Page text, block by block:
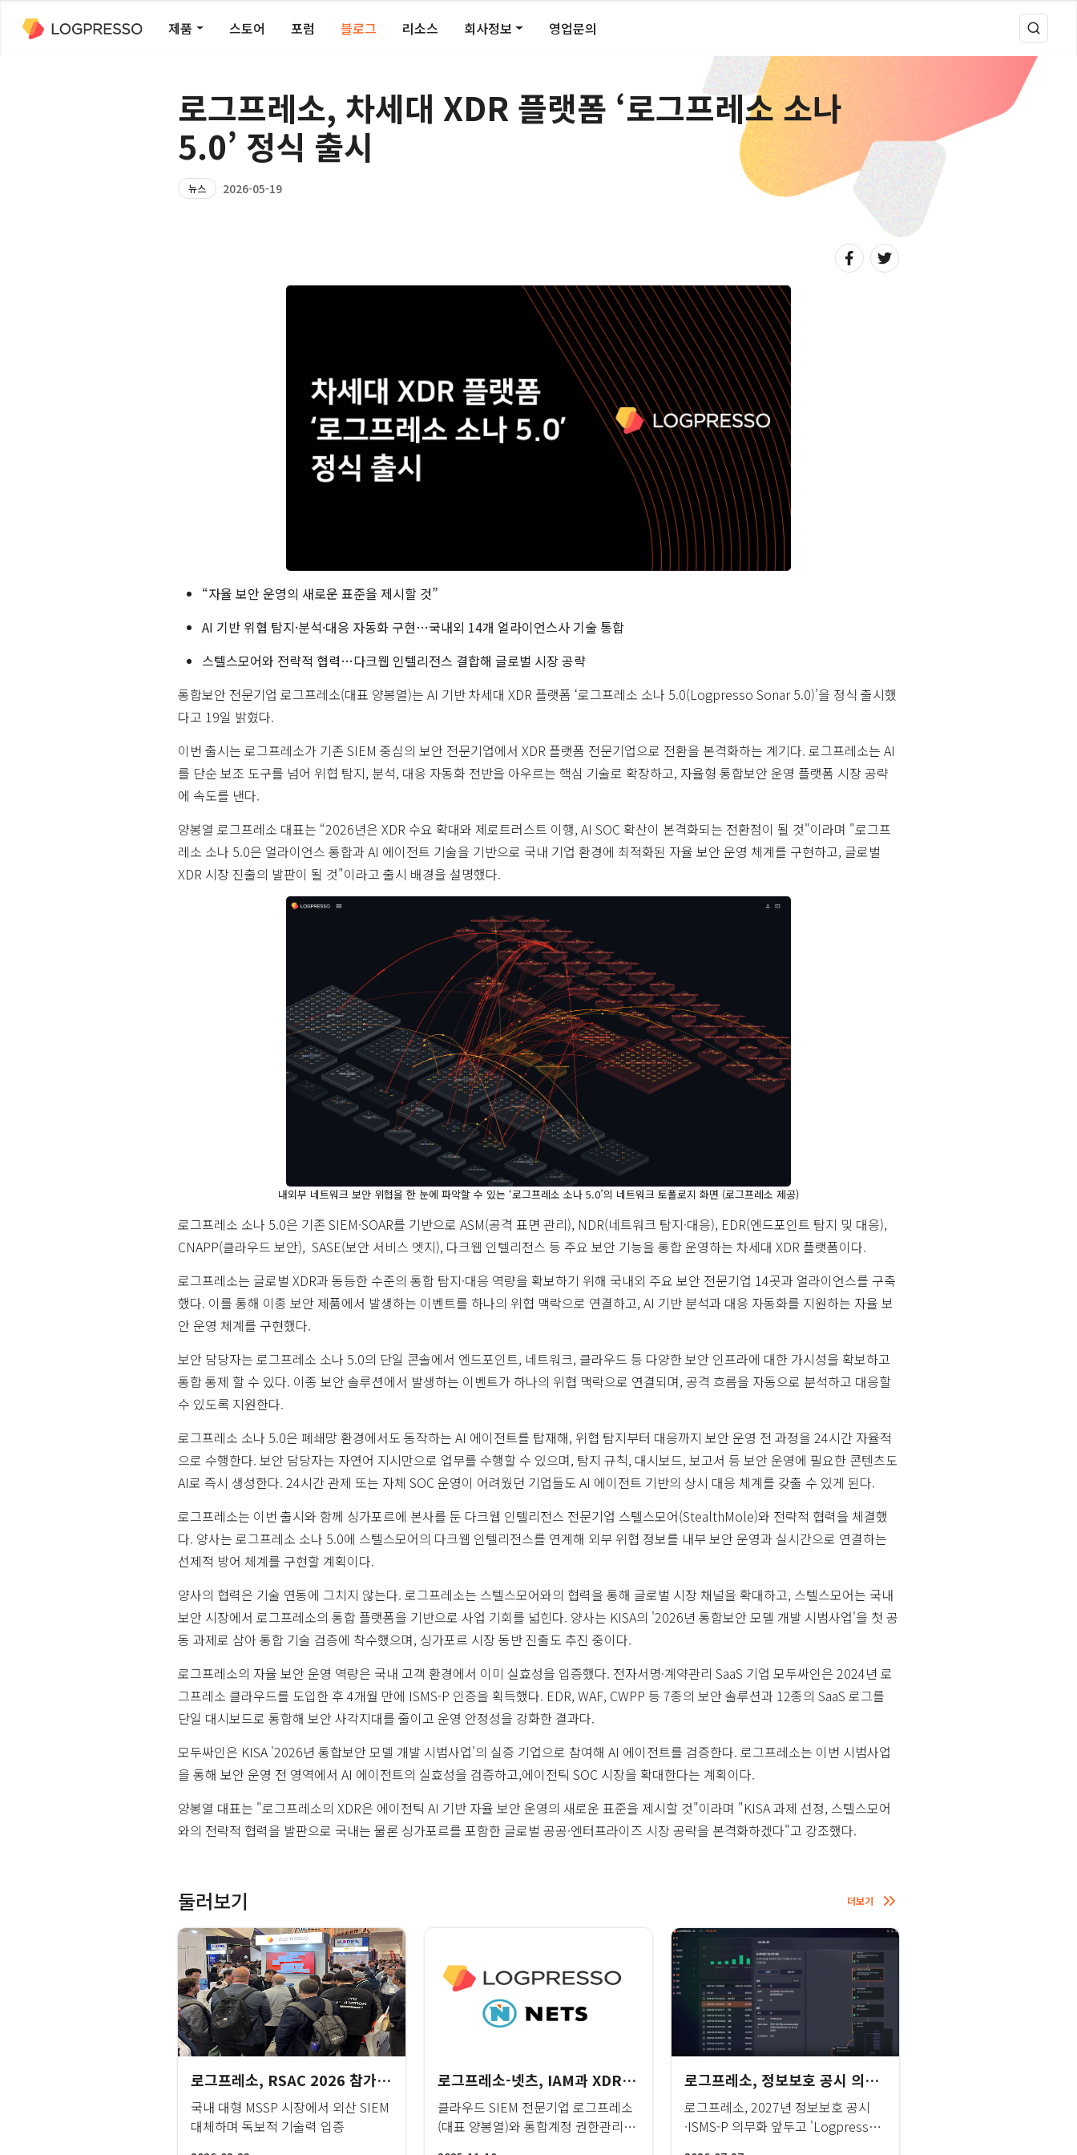
제품 스토어 포럼 블로그 리소스 회사정보 영업문의
로그프레소, 차세대 XDR 플랫폼 ‘로그프레소 소나
5.0’ 정식 출시
뉴스 2026-05-19
“자율 보안 운영의 새로운 표준을 제시할 것”
AI 기반 위협 탐지·분석·대응 자동화 구현…국내외 14개 얼라이언스사 기술 통합
스텔스모어와 전략적 협력…다크웹 인텔리전스 결합해 글로벌 시장 공략
통합보안 전문기업 로그프레소(대표 양봉열)는 AI 기반 차세대 XDR 플랫폼 ‘로그프레소 소나 5.0(Logpresso Sonar 5.0)’을 정식 출시했
다고 19일 밝혔다.
이번 출시는 로그프레소가 기존 SIEM 중심의 보안 전문기업에서 XDR 플랫폼 전문기업으로 전환을 본격화하는 계기다. 로그프레소는 AI
를 단순 보조 도구를 넘어 위협 탐지, 분석, 대응 자동화 전반을 아우르는 핵심 기술로 확장하고, 자율형 통합보안 운영 플랫폼 시장 공략
에 속도를 낸다.
양봉열 로그프레소 대표는 “2026년은 XDR 수요 확대와 제로트러스트 이행, AI SOC 확산이 본격화되는 전환점이 될 것"이라며 "로그프
레소 소나 5.0은 얼라이언스 통합과 AI 에이전트 기술을 기반으로 국내 기업 환경에 최적화된 자율 보안 운영 체계를 구현하고, 글로벌
XDR 시장 진출의 발판이 될 것"이라고 출시 배경을 설명했다.
내외부 네트워크 보안 위협을 한 눈에 파악할 수 있는 ‘로그프레소 소나 5.0’의 네트워크 토폴로지 화면 (로그프레소 제공)
로그프레소 소나 5.0은 기존 SIEM·SOAR를 기반으로 ASM(공격 표면 관리), NDR(네트워크 탐지·대응), EDR(엔드포인트 탐지 및 대응),
CNAPP(클라우드 보안), SASE(보안 서비스 엣지), 다크웹 인텔리전스 등 주요 보안 기능을 통합 운영하는 차세대 XDR 플랫폼이다.
로그프레소는 글로벌 XDR과 동등한 수준의 통합 탐지·대응 역량을 확보하기 위해 국내외 주요 보안 전문기업 14곳과 얼라이언스를 구축
했다. 이를 통해 이종 보안 제품에서 발생하는 이벤트를 하나의 위협 맥락으로 연결하고, AI 기반 분석과 대응 자동화를 지원하는 자율 보
안 운영 체계를 구현했다.
보안 담당자는 로그프레소 소나 5.0의 단일 콘솔에서 엔드포인트, 네트워크, 클라우드 등 다양한 보안 인프라에 대한 가시성을 확보하고
통합 통제 할 수 있다. 이종 보안 솔루션에서 발생하는 이벤트가 하나의 위협 맥락으로 연결되며, 공격 흐름을 자동으로 분석하고 대응할
수 있도록 지원한다.
로그프레소 소나 5.0은 폐쇄망 환경에서도 동작하는 AI 에이전트를 탑재해, 위협 탐지부터 대응까지 보안 운영 전 과정을 24시간 자율적
으로 수행한다. 보안 담당자는 자연어 지시만으로 업무를 수행할 수 있으며, 탐지 규칙, 대시보드, 보고서 등 보안 운영에 필요한 콘텐츠도
AI로 즉시 생성한다. 24시간 관제 또는 자체 SOC 운영이 어려웠던 기업들도 AI 에이전트 기반의 상시 대응 체계를 갖출 수 있게 된다.
로그프레소는 이번 출시와 함께 싱가포르에 본사를 둔 다크웹 인텔리전스 전문기업 스텔스모어(StealthMole)와 전략적 협력을 체결했
다. 양사는 로그프레소 소나 5.0에 스텔스모어의 다크웹 인텔리전스를 연계해 외부 위협 정보를 내부 보안 운영과 실시간으로 연결하는
선제적 방어 체계를 구현할 계획이다.
양사의 협력은 기술 연동에 그치지 않는다. 로그프레소는 스텔스모어와의 협력을 통해 글로벌 시장 채널을 확대하고, 스텔스모어는 국내
보안 시장에서 로그프레소의 통합 플랫폼을 기반으로 사업 기회를 넓힌다. 양사는 KISA의 '2026년 통합보안 모델 개발 시범사업'을 첫 공
동 과제로 삼아 통합 기술 검증에 착수했으며, 싱가포르 시장 동반 진출도 추진 중이다.
로그프레소의 자율 보안 운영 역량은 국내 고객 환경에서 이미 실효성을 입증했다. 전자서명·계약관리 SaaS 기업 모두싸인은 2024년 로
그프레소 클라우드를 도입한 후 4개월 만에 ISMS-P 인증을 획득했다. EDR, WAF, CWPP 등 7종의 보안 솔루션과 12종의 SaaS 로그를
단일 대시보드로 통합해 보안 사각지대를 줄이고 운영 안정성을 강화한 결과다.
모두싸인은 KISA '2026년 통합보안 모델 개발 시범사업'의 실증 기업으로 참여해 AI 에이전트를 검증한다. 로그프레소는 이번 시범사업
을 통해 보안 운영 전 영역에서 AI 에이전트의 실효성을 검증하고,에이전틱 SOC 시장을 확대한다는 계획이다.
양봉열 대표는 "로그프레소의 XDR은 에이전틱 AI 기반 자율 보안 운영의 새로운 표준을 제시할 것"이라며 "KISA 과제 선정, 스텔스모어
와의 전략적 협력을 발판으로 국내는 물론 싱가포르를 포함한 글로벌 공공·엔터프라이즈 시장 공략을 본격화하겠다"고 강조했다.
둘러보기 더보기
로그프레소, RSAC 2026 참가… '외산 윈백' 성과 앞세워 글로벌 MSSP 시장 공략
국내 대형 MSSP 시장에서 외산 SIEM
대체하며 독보적 기술력 입증
로그프레소-넷츠, IAM과 XDR 통합으로 AI 기반 보안 운영 실현
클라우드 SIEM 전문기업 로그프레소
(대표 양봉열)와 통합계정 권한관리 전
로그프레소, 정보보호 공시 의무화 앞두고 클라우드 SIEM 산업 전방위 확대
로그프레소, 2027년 정보보호 공시
·ISMS-P 의무화 앞두고 'Logpresso